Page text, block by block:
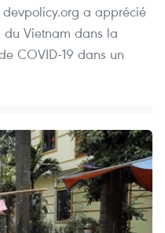
a apprécié
du Vietnam dans la
COVID-19 dans un